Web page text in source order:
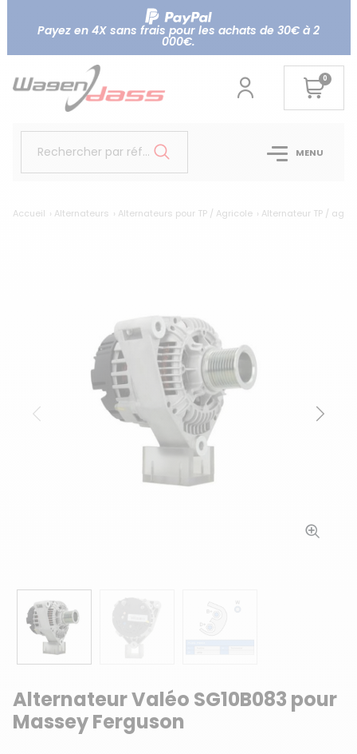
Payez en 4X sans frais pour les achats de 30€ à 2
000€.
0
Rechercher par référence... MENU
Accueil Alternateurs Alternateurs pour TP / Agricole Alternateur TP /
Précédent
Alternateur Valéo SG10B083 pour
Massey Ferguson